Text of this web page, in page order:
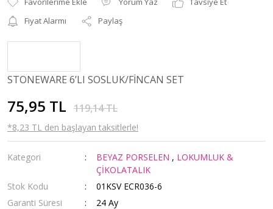
Fiyat Alarmı
Paylaş
STONEWARE 6’LI SOSLUK/FİNCAN SET
75,95 TL 119,14 TL
*8,23 TL den başlayan taksitlerle!
Kategori BEYAZ PORSELEN , LOKUMLUK &
ÇİKOLATALIK
Stok Kodu
01KSV ECR036-6
Garanti Süresi
24 Ay